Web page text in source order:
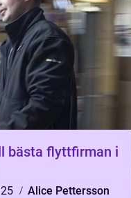
bästa flyttfirman i
Alice Pettersson